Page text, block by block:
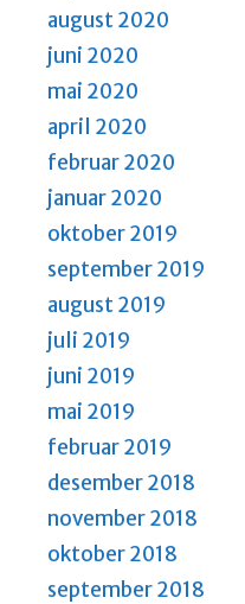
august 2020
juni 2020
mai 2020
april 2020
februar 2020
januar 2020
oktober 2019
september 2019
august 2019
juli 2019
juni 2019
mai 2019
februar 2019
desember 2018
november 2018
oktober 2018
september 2018